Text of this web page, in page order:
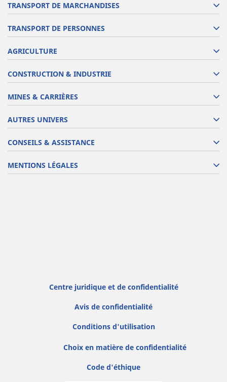
TRANSPORT DE MARCHANDISES
TRANSPORT DE PERSONNES
AGRICULTURE
CONSTRUCTION & INDUSTRIE
MINES & CARRIÈRES
AUTRES UNIVERS
CONSEILS & ASSISTANCE
MENTIONS LÉGALES
Centre juridique et de confidentialité
Avis de confidentialité
Conditions d'utilisation
Choix en matière de confidentialité
Code d'éthique